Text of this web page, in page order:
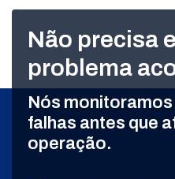
Não precisa
problema
Nós
falhas antes que
operação.